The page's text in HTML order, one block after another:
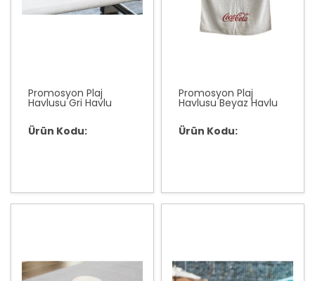
Promosyon Plaj
Havlusu Gri Havlu
Ürün Kodu:
Promosyon Plaj
Havlusu Beyaz Havlu
Ürün Kodu: